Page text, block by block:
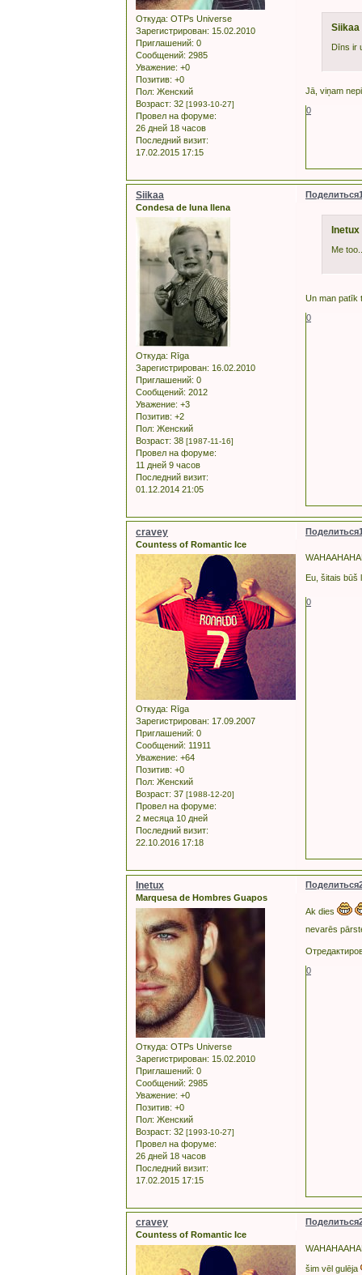
Откуда: OTPs Universe
Зарегистрирован: 15.02.2010
Приглашений: 0
Сообщений: 2985
Уважение: +0
Позитив: +0
Пол: Женский
Возраст: 32 [1993-10-27]
Провел на форуме:
26 дней 18 часов
Последний визит:
17.02.2015 17:15
Siikaa
Dīns ir
Jā, viņam
0
Поделиться
Siikaa
Condesa de luna llena
Откуда: Rīga
Зарегистрирован: 16.02.2010
Приглашений: 0
Сообщений: 2012
Уважение: +3
Позитив: +2
Пол: Женский
Возраст: 38 [1987-11-16]
Провел на форуме:
11 дней 9 часов
Последний визит:
01.12.2014 21:05
Me
Un man
0
Поделиться
cravey
Countess of Romantic Ice
Откуда: Rīga
Зарегистрирован: 17.09.2007
Приглашений: 0
Сообщений: 11911
Уважение: +64
Позитив: +0
Пол: Женский
Возраст: 37 [1988-12-20]
Провел на форуме:
2 месяца 10 дней
Последний визит:
22.10.2016 17:18
Eu, šitais būš
0
Поделиться
Inetux
Marquesa de Hombres Guapos
Откуда: OTPs Universe
Зарегистрирован: 15.02.2010
Приглашений: 0
Сообщений: 2985
Уважение: +0
Позитив: +0
Пол: Женский
Возраст: 32 [1993-10-27]
Провел на форуме:
26 дней 18 часов
Последний визит:
17.02.2015 17:15
Ak dies
nevarēs
0
Поделиться
cravey
Countess of Romantic Ice
šim vēl gulēja